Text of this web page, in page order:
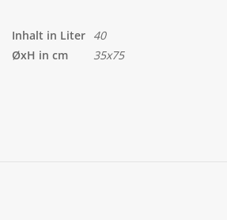
Inhalt in Liter 40
ØxH in cm
35x75